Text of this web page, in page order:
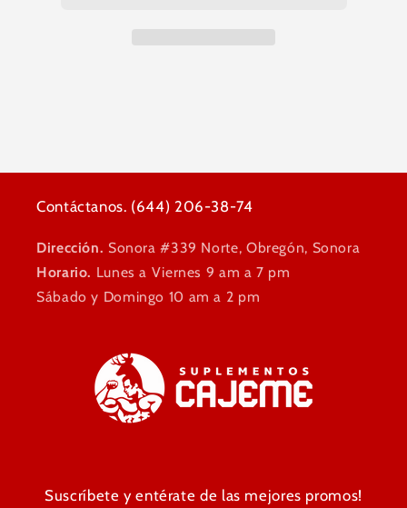
Contáctanos. (644) 206-38-74
Dirección. Sonora #339 Norte, Obregón, Sonora
Horario. Lunes a Viernes 9 am a 7 pm
Sábado y Domingo 10 am a 2 pm
Suscríbete y entérate de las mejores promos!